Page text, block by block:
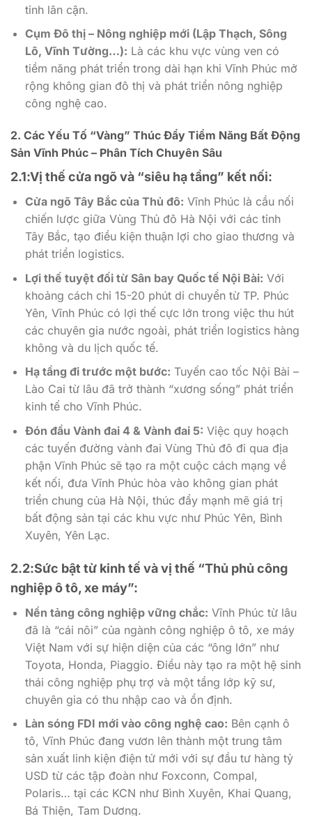
tỉnh lân cận.
Cụm Đô thị – Nông nghiệp mới (Lập Thạch, Sông
Lô, Vĩnh Tường…): Là các khu vực vùng ven có
tiềm năng phát triển trong dài hạn khi Vĩnh Phúc mở
rộng không gian đô thị và phát triển nông nghiệp
công nghệ cao.
2. Các Yếu Tố “Vàng” Thúc Đẩy Tiềm Năng Bất Động
Sản Vĩnh Phúc – Phân Tích Chuyên Sâu
2.1:Vị thế cửa ngõ và “siêu hạ tầng” kết nối:
Cửa ngõ Tây Bắc của Thủ đô: Vĩnh Phúc là cầu nối
chiến lược giữa Vùng Thủ đô Hà Nội với các tỉnh
Tây Bắc, tạo điều kiện thuận lợi cho giao thương và
phát triển logistics.
Lợi thế tuyệt đối từ Sân bay Quốc tế Nội Bài: Với
khoảng cách chỉ 15-20 phút di chuyển từ TP. Phúc
Yên, Vĩnh Phúc có lợi thế cực lớn trong việc thu hút
các chuyên gia nước ngoài, phát triển logistics hàng
không và du lịch quốc tế.
Hạ tầng đi trước một bước: Tuyến cao tốc Nội Bài –
Lào Cai từ lâu đã trở thành “xương sống” phát triển
kinh tế cho Vĩnh Phúc.
Đón đầu Vành đai 4 & Vành đai 5: Việc quy hoạch
các tuyến đường vành đai Vùng Thủ đô đi qua địa
phận Vĩnh Phúc sẽ tạo ra một cuộc cách mạng về
kết nối, đưa Vĩnh Phúc hòa vào không gian phát
triển chung của Hà Nội, thúc đẩy mạnh mẽ giá trị
bất động sản tại các khu vực như Phúc Yên, Bình
Xuyên, Yên Lạc.
2.2:Sức bật từ kinh tế và vị thế “Thủ phủ công
nghiệp ô tô, xe máy”:
Nền tảng công nghiệp vững chắc: Vĩnh Phúc từ lâu
đã là “cái nôi” của ngành công nghiệp ô tô, xe máy
Việt Nam với sự hiện diện của các “ông lớn” như
Toyota, Honda, Piaggio. Điều này tạo ra một hệ sinh
thái công nghiệp phụ trợ và một tầng lớp kỹ sư,
chuyên gia có thu nhập cao và ổn định.
Làn sóng FDI mới vào công nghệ cao: Bên cạnh ô
tô, Vĩnh Phúc đang vươn lên thành một trung tâm
sản xuất linh kiện điện tử mới với sự đầu tư hàng tỷ
USD từ các tập đoàn như Foxconn, Compal,
Polaris… tại các KCN như Bình Xuyên, Khai Quang,
Bá Thiện, Tam Dương.